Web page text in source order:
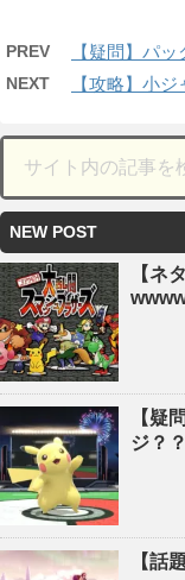
PREV 【疑問】パ
NEXT 【攻略】小
NEW POST
【ネ
【疑
ジ？？
【話